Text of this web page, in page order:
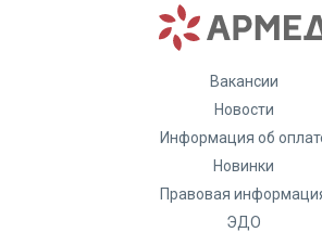
Вакансии
Новости
Информация об
Новинки
Правовая
ЭДО